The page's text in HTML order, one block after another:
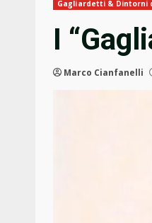
Gagliardetti & Dintorni
I
Marco Cianfanelli